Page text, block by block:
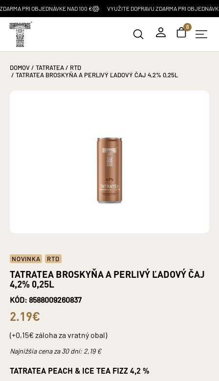
PRI OBJEDNÁVKE NAD 100 € VYUŽITE DOPRAVU ZDARMA PRI OBJEDNÁVKE
0
DOMOV/ TATRATEA/ RTD
/ TATRATEA BROSKYŇA A PERLIVÝ ĽADOVÝ ČAJ 4,2% 0,25L
NOVINKA RTD
TATRATEA BROSKYŇA A PERLIVÝ ĽADOVÝ ČAJ
4,2% 0,25L
KÓD: 8588009260837
2.19€
(+0,15€ záloha za vratný obal)
Najnižšia cena za 30 dní: 2,19€
TATRATEA PEACH & ICE TEA FIZZ 4,2 %